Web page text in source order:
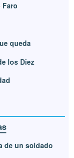
Faro
queda
los Diez
de un soldado